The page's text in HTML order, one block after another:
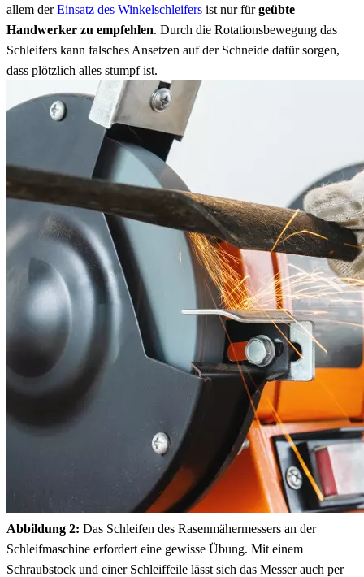
allem derEinsatz des Winkelschleifers ist nur fürgeübte
Handwerker zu empfehlen. Durch die Rotationsbewegung das
Schleifers kann falsches Ansetzen auf der Schneide dafür sorgen,
dass plötzlich alles stumpf ist.
Abbildung 2: Das Schleifen des Rasenmähermessers an der
Schleifmaschine erfordert eine gewisse Übung. Mit einem
Schraubstock und einer Schleiffeile lässt sich das Messer auch per